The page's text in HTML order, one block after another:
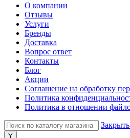
О компании
Отзывы
Услуги
Бренды
Доставка
Вопрос ответ
Контакты
Блог
Акции
Соглашение на обработку
Политика
Политика в отношении